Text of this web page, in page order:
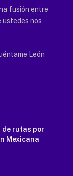
fusión entre
ustedes nos
León
de rutas por
Mexicana